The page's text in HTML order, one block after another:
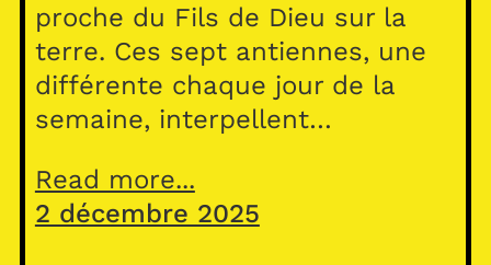
proche du Fils de Dieu sur la
terre. Ces sept antiennes, une
différente chaque jour de la
semaine, interpellent…
Read more...
2 décembre 2025